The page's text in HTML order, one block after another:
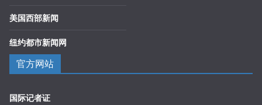
美国西部新闻
纽约都市新闻网
官方网站
国际记者证